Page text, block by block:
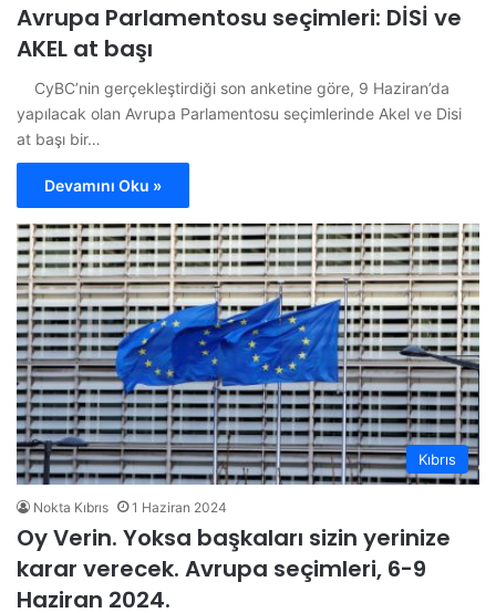
Avrupa Parlamentosu seçimleri: DİSİ ve
AKEL at başı
CyBC’nin gerçekleştirdiği son anketine göre, 9 Haziran’da
yapılacak olan Avrupa Parlamentosu seçimlerinde Akel ve Disi
at başı bir…
Devamını Oku »
Kıbrıs
Nokta Kıbrıs 1 Haziran 2024
Oy Verin. Yoksa başkaları sizin yerinize
karar verecek. Avrupa seçimleri, 6-9
Haziran 2024.